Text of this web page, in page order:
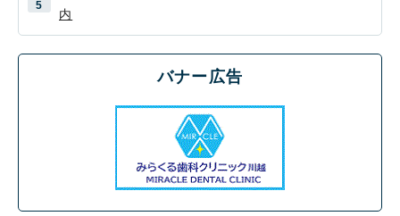
内
バナー広告